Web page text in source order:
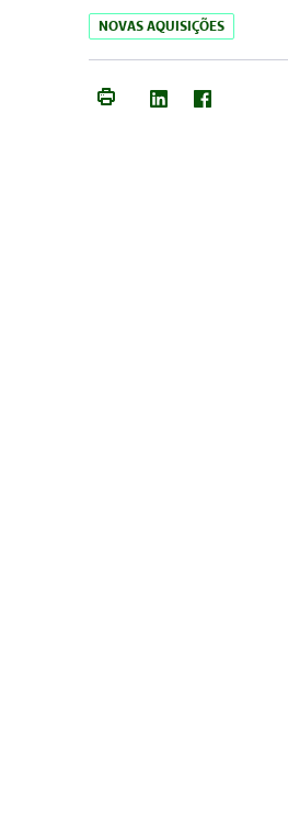
NOVAS AQUISIÇÕES